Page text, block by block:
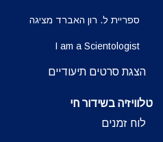
ספריית ל. רון האברד מציגה
I am a Scientologist
הצגת סרטים תיעודיים
טלוויזיה בשידור חי
לוח זמנים